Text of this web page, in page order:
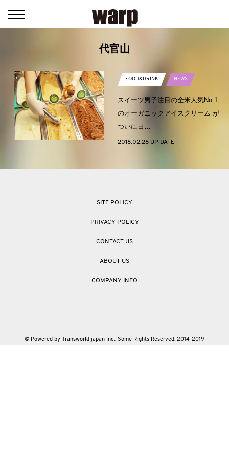
代官山
FOOD&DRINK NEWS
スイーツ男子注目の全米人気No.1
のオーガニックアイスクリーム が
ついに日…
2018.02.28 UP DATE
SITE POLICY
PRIVACY POLICY
CONTACT US
ABOUT US
COMPANY INFO
© Powered by Transworld japan Inc.. Some Rights Reserved. 2014-2019